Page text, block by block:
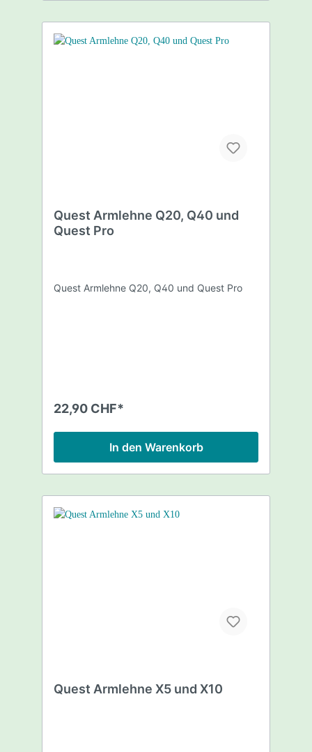
Quest Armlehne Q20, Q40 und
Quest Pro
Quest Armlehne Q20, Q40 und Quest Pro
22,90 CHF*
In den Warenkorb
Quest Armlehne X5 und X10